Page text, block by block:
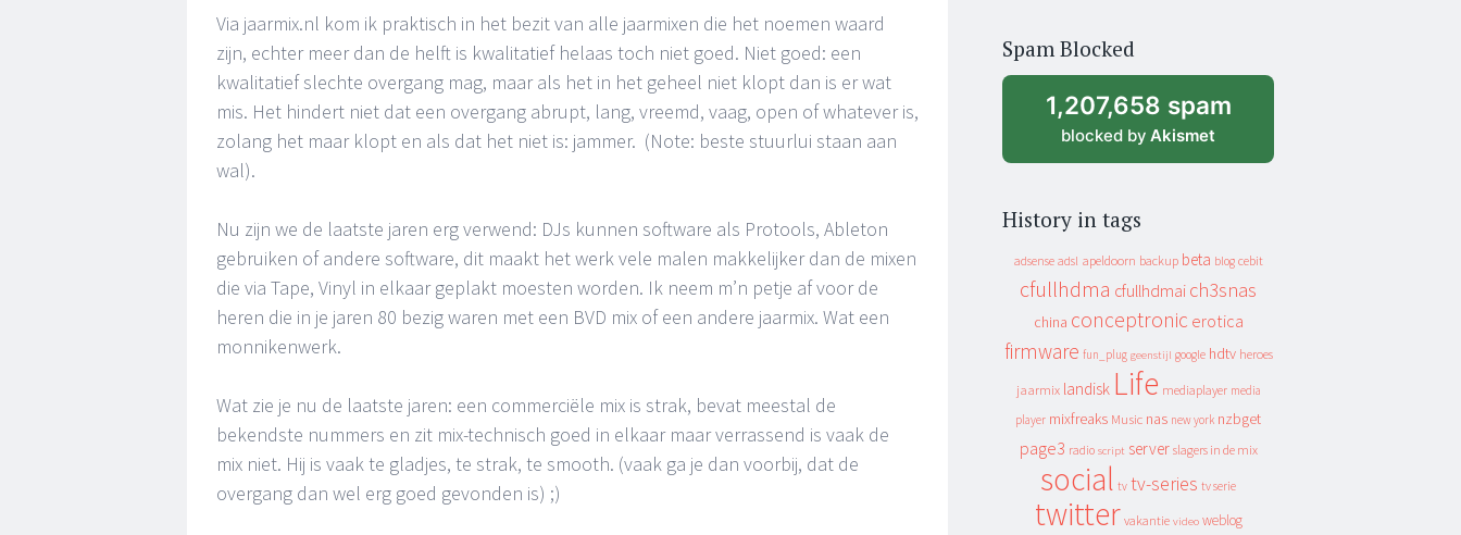
Via jaarmix.nl kom ik praktisch in het bezit van alle jaarmixen die het noemen waard
zijn, echter meer dan de helft is kwalitatief helaas toch niet goed. Niet goed: een
kwalitatief slechte overgang mag, maar als het in het geheel niet klopt dan is er wat
mis. Het hindert niet dat een overgang abrupt, lang, vreemd, vaag, open of whatever is,
zolang het maar klopt en als dat het niet is: jammer. (Note: beste stuurlui staan aan
wal).
Nu zijn we de laatste jaren erg verwend: DJs kunnen software als Protools, Ableton
gebruiken of andere software, dit maakt het werk vele malen makkelijker dan de mixen
die via Tape, Vinyl in elkaar geplakt moesten worden. Ik neem m’n petje af voor de
heren die in je jaren 80 bezig waren met een BVD mix of een andere jaarmix. Wat een
monnikenwerk.
Wat zie je nu de laatste jaren: een commerciële mix is strak, bevat meestal de
bekendste nummers en zit mix-technisch goed in elkaar maar verrassend is vaak de
mix niet. Hij is vaak te gladjes, te strak, te smooth. (vaak ga je dan voorbij, dat de
overgang dan wel erg goed gevonden is) ;)
archive
Spam Blocked
1,207,658 spam
blocked by Akismet
History in tags
adsense adsl apeldoorn backup beta blog cebit
cfullhdma cfullhdmai ch3snas
china conceptronic erotica
firmware fun_plug geenstijl google hdtv heroes
jaarmix landisk Life mediaplayer media
player mixfreaks Music nas new york nzbget
page3 radio script server slagers in de mix
social tv tv-series tv serie
twitter vakantie video weblog